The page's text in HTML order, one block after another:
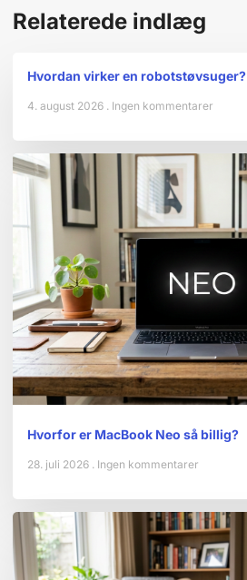
Relaterede indlæg
Hvordan virker en robotstøvsuger?
4. august 2026 Ingen kommentarer
Hvorfor er MacBook Neo så billig?
28. juli 2026 Ingen kommentarer